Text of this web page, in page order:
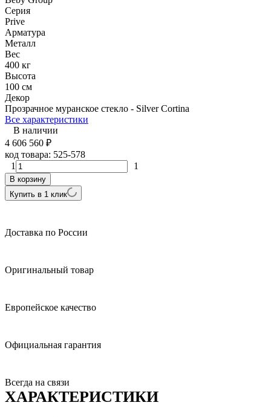
Серия
Prive
Арматура
Металл
Вес
400 кг
Высота
100 см
Декор
Прозрачное муранское стекло - Silver Cortina
Все характеристики
В наличии
4 606 560 ₽
код товара: 525-578
1
1
В корзину
Купить в 1 клик
Доставка по России
Оригинальный товар
Европейское качество
Официальная гарантия
Всегда на связи
ХАРАКТЕРИСТИКИ